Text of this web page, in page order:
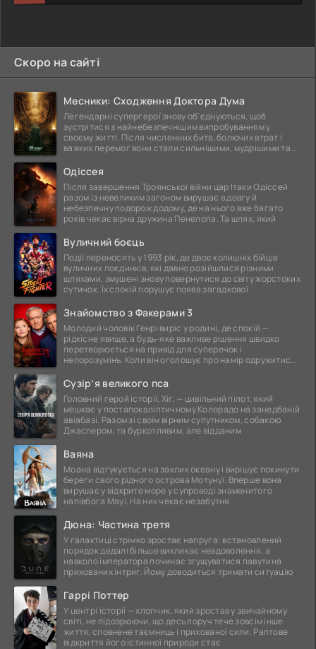
Скоро на сайті
Месники: Сходження Доктора Дума
Легендарні супергерої знову об'єднуються, щоб
зустрітися з найнебезпечнішим випробуванням у
своєму житті. Після численних битв, болючих втрат і
важких перемог вони стали сильнішими, мудрішими та
Одіссея
Після завершення Троянської війни цар Ітаки Одіссей
разом із невеликим загоном вирушає в довгу й
небезпечну подорож додому, де на нього вже багато
років чекає вірна дружина Пенелопа. Та шлях, який
Вуличний боєць
Події переносять у 1993 рік, де двоє колишніх бійців
вуличних поєдинків, які давно розійшлися різними
шляхами, змушені знову повернутися до світу жорстоких
сутичок. Їх спокій порушує поява загадкової
Знайомство з Факерами 3
Молодий чоловік Генрі виріс у родині, де спокій —
рідкісне явище, а будь-яке важливе рішення швидко
перетворюється на привід для суперечок і
непорозумінь. Коли він оголошує про намір одружитися,
Сузір’я великого пса
Головний герой історії, Хіг, — цивільний пілот, який
мешкає у постапокаліптичному Колорадо на занедбаній
авіабазі. Разом зі своїм вірним супутником, собакою
Джаспером, та буркотливим, але відданим
Ваяна
Моана відгукується на заклик океану і вирішує покинути
береги свого рідного острова Мотунуї. Вперше вона
вирушає у відкрите море у супроводі знаменитого
напівбога Мауї. На них чекає незабутня
Дюна: Частина третя
У галактиці стрімко зростає напруга: встановлений
порядок дедалі більше викликає невдоволення, а
навколо імператора починає згущуватися павутина
прихованих інтриг. Йому доводиться тримати ситуацію
Гаррі Поттер
У центрі історії — хлопчик, який зростав у звичайному
світі, не підозрюючи, що десь поруч тече зовсім інше
життя, сповнене таємниць і прихованої сили. Раптове
відкриття його істинної природи стає